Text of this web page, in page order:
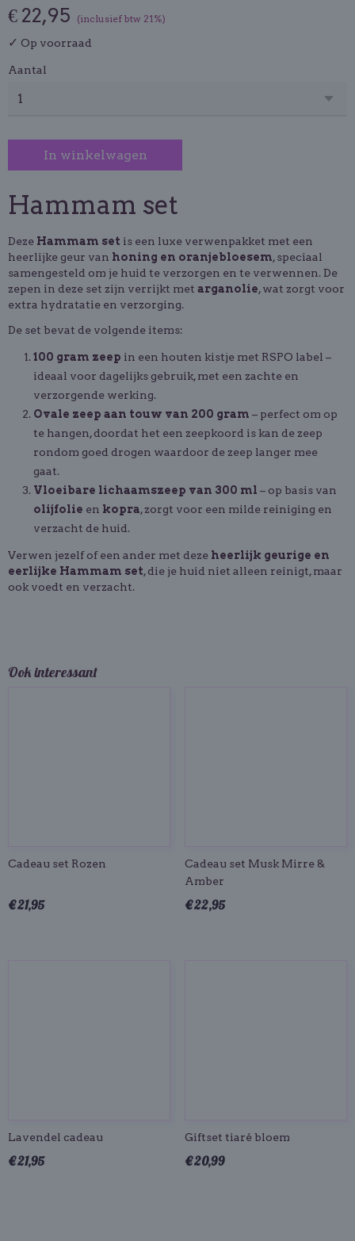
€ 22,95 (inclusief btw 21%)
✓ Op voorraad
Aantal
In winkelwagen
Hammam set
Deze Hammam set is een luxe verwenpakket met een
heerlijke geur van honing en oranjebloesem, speciaal
samengesteld om je huid te verzorgen en te verwennen. De
zepen in deze set zijn verrijkt met arganolie, wat zorgt voor
extra hydratatie en verzorging.
De set bevat de volgende items:
100 gram zeep in een houten kistje met RSPO label –
ideaal voor dagelijks gebruik, met een zachte en
verzorgende werking.
Ovale zeep aan touw van 200 gram – perfect om op
te hangen, doordat het een zeepkoord is kan de zeep
rondom goed drogen waardoor de zeep langer mee
gaat.
Vloeibare lichaamszeep van 300 ml – op basis van
olijfolie en kopra, zorgt voor een milde reiniging en
verzacht de huid.
Verwen jezelf of een ander met deze heerlijk geurige en
eerlijke Hammam set, die je huid niet alleen reinigt, maar
ook voedt en verzacht.
Ook interessant
Cadeau set Rozen
€ 21,95
Cadeau set Musk Mirre &
Amber
€ 22,95
Lavendel cadeau
€ 21,95
Giftset tiaré bloem
€ 20,99